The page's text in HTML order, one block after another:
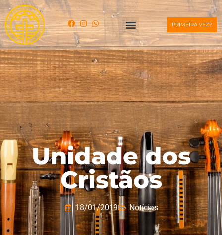
PRIMEIRA VEZ?
Unidade dos
Cristãos
18/01/2019 Notícias